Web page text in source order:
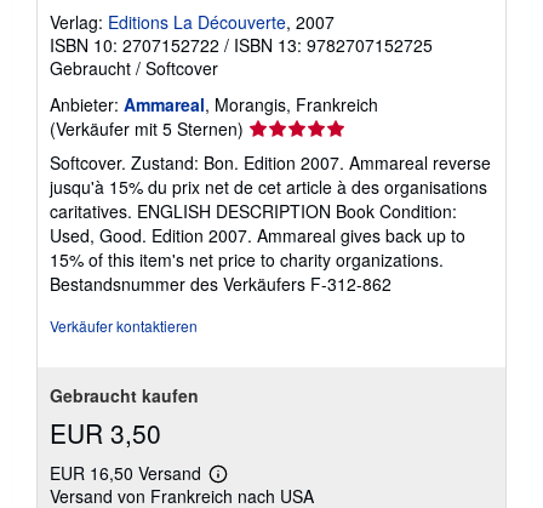
Verlag: Editions La Découverte, 2007
ISBN 10: 2707152722 / ISBN 13: 9782707152725
Gebraucht / Softcover
Anbieter: Ammareal, Morangis, Frankreich
(Verkäufer mit 5 Sternen) Verkäuferbewertung
5
von
5
Sternen
Softcover. Zustand: Bon. Edition 2007. Ammareal reverse
jusqu'à 15% du prix net de cet article à des organisations
caritatives. ENGLISH DESCRIPTION Book Condition:
Used, Good. Edition 2007. Ammareal gives back up to
15% of this item's net price to charity organizations.
Bestandsnummer des Verkäufers F-312-862
Verkäufer kontaktieren
Gebraucht kaufen
EUR 3,50
EUR 16,50 Versand
Weitere
Informationen
Versand von Frankreich nach USA